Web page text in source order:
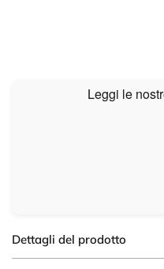
Dettagli del prodotto